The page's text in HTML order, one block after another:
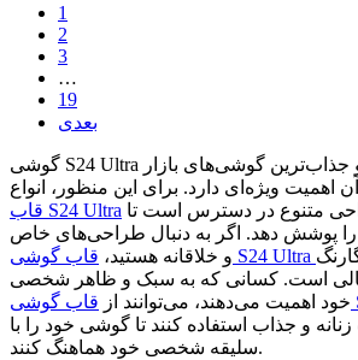
1
2
3
…
19
بعدی
گوشی S24 Ultra یکی از پیشرفته‌ترین و جذاب‌ترین گوشی‌های بازار
ویژه‌ای دارد. برای این منظور، انواع
قاب S24 Ultra
را پوشش دهد. اگر به دنبال طراحی‌های خاص
و خلاقانه هستید،
است. کسانی که به سبک و ظاهر شخصی
خود اهمیت می‌دهند، می‌توانند از
و جذاب استفاده کنند تا گوشی خود را با
سلیقه شخصی خود هماهنگ کنند.